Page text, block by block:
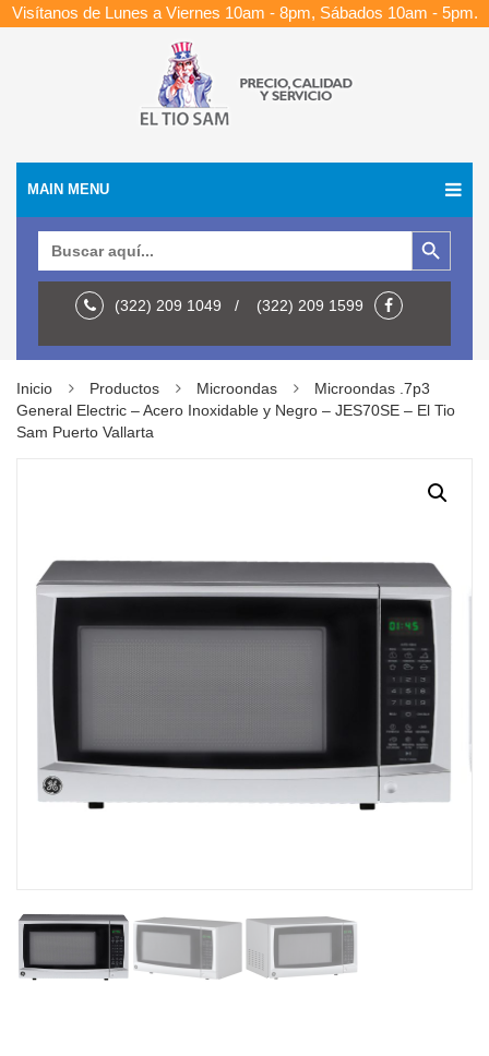
Visítanos de Lunes a Viernes 10am - 8pm, Sábados 10am - 5pm.
MAIN MENU
Botón de búsqueda
(322) 209 1049 / (322) 209 1599
Inicio Productos Microondas
Microondas .7p3
General Electric – Acero Inoxidable y Negro – JES70SE – El Tio
Sam Puerto Vallarta